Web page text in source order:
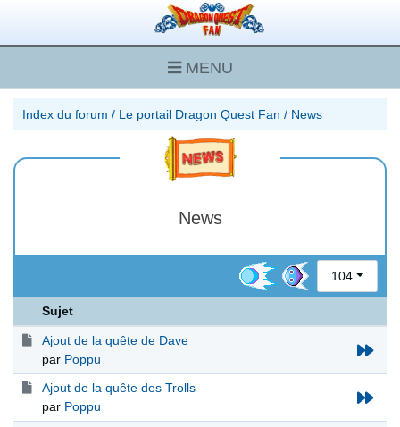
MENU
Index du forum / Le portail Dragon Quest Fan / News
News
104
Sujet
Ajout de la quête de Dave
par Poppu
Ajout de la quête des Trolls
par Poppu